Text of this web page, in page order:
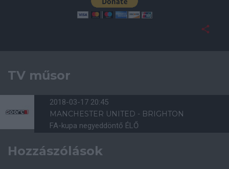
TV műsor
2018-03-17 20:45
MANCHESTER UNITED - BRIGHTON
FA-kupa negyeddöntő ÉLŐ
Hozzászólások